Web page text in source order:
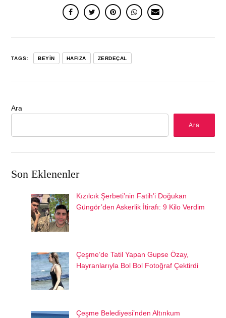
TAGS: BEYIN HAFIZA ZERDEÇAL
Ara
Ara
Son Eklenenler
Kızılcık Şerbeti’nin Fatih’i Doğukan
Güngör’den Askerlik İtirafı: 9 Kilo Verdim
Çeşme’de Tatil Yapan Gupse Özay,
Hayranlarıyla Bol Bol Fotoğraf Çektirdi
Çeşme Belediyesi’nden Altınkum